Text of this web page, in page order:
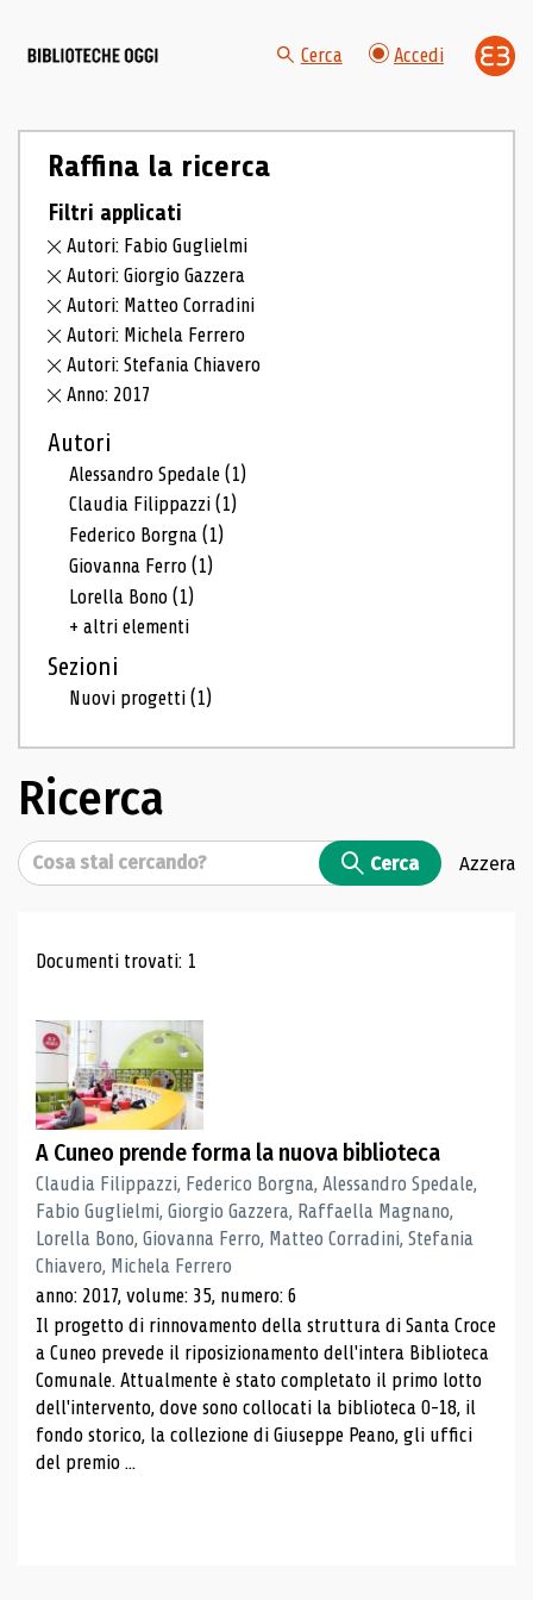
Cerca Accedi
Raffina la ricerca
Filtri applicati
Autori: Fabio Guglielmi
Autori: Giorgio Gazzera
Autori: Matteo Corradini
Autori: Michela Ferrero
Autori: Stefania Chiavero
Anno: 2017
Autori
Alessandro Spedale(1)
Claudia Filippazzi(1)
Federico Borgna(1)
Giovanna Ferro(1)
Lorella Bono(1)
+ altri elementi
Sezioni
Nuovi progetti(1)
Ricerca
Cerca Cerca Azzera
Risultati di ricerca
Documenti trovati: 1
A Cuneo prende forma la nuova biblioteca
Claudia Filippazzi, Federico Borgna, Alessandro Spedale,
Fabio Guglielmi, Giorgio Gazzera, Raffaella Magnano,
Lorella Bono, Giovanna Ferro, Matteo Corradini, Stefania
Chiavero, Michela Ferrero
anno: 2017, volume: 35, numero: 6
Il progetto di rinnovamento della struttura di Santa Croce
a Cuneo prevede il riposizionamento dell'intera Biblioteca
Comunale. Attualmente è stato completato il primo lotto
dell'intervento, dove sono collocati la biblioteca 0-18, il
fondo storico, la collezione di Giuseppe Peano, gli uffici
del premio ...